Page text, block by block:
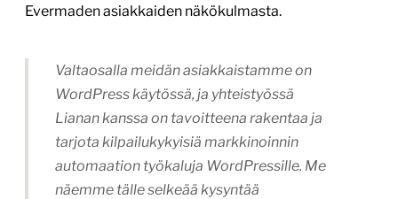
Evermaden asiakkaiden näkökulmasta.
Valtaosalla meidän asiakkaistamme on
WordPress käytössä, ja yhteistyössä
Lianan kanssa on tavoitteena rakentaa ja
tarjota kilpailukykyisiä markkinoinnin
automaation työkaluja WordPressille. Me
näemme tälle selkeää kysyntää